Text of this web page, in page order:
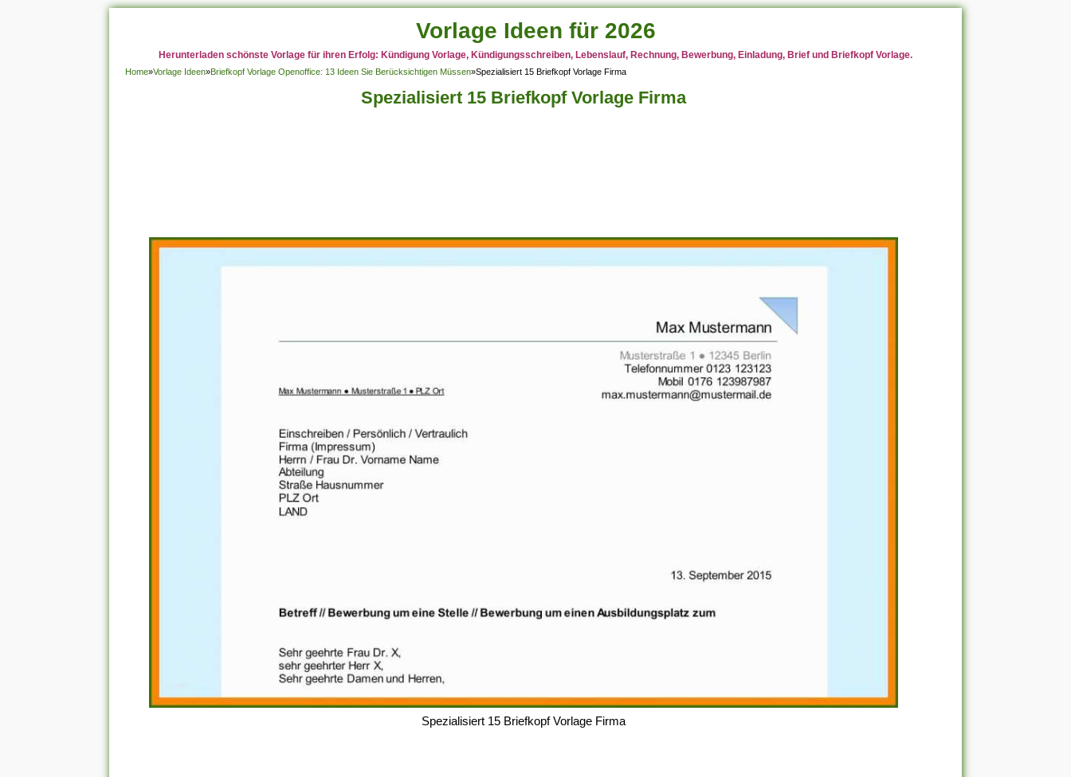
Vorlage Ideen für 2026
Herunterladen schönste Vorlage für ihren Erfolg: Kündigung Vorlage, Kündigungsschreiben, Lebenslauf, Rechnung, Bewerbung, Einladung, Brief und Briefkopf Vorlage.
Home»Vorlage Ideen»Briefkopf Vorlage Openoffice: 13 Ideen Sie Berücksichtigen Müssen»Spezialisiert 15 Briefkopf Vorlage Firma
Spezialisiert 15 Briefkopf Vorlage Firma
Spezialisiert 15 Briefkopf Vorlage Firma